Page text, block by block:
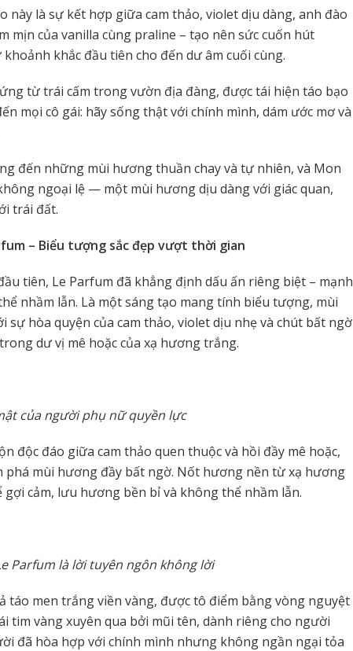
này là sự kết hợp giữa cam thảo, violet dịu dàng, anh đào
mịn của vanilla cùng praline – tạo nên sức cuốn hút
khắc đầu tiên cho đến dư âm cuối cùng.
từ trái cấm trong vườn địa đàng, được tái hiện táo bạo
mọi cô gái: hãy sống thật với chính mình, dám ước mơ và
đến những mùi hương thuần chay và tự nhiên, và Mon
ngoại lệ — một mùi hương dịu dàng với giác quan,
trái đất.
– Biểu tượng sắc đẹp vượt thời gian
tiên, Le Parfum đã khẳng định dấu ấn riêng biệt – mạnh
nhầm lẫn. Là một sáng tạo mang tính biểu tượng, mùi
sự hòa quyện của cam thảo, violet dịu nhẹ và chút bất ngờ
dư vị mê hoặc của xạ hương trắng.
của người phụ nữ quyền lực
độc đáo giữa cam thảo quen thuộc và hồi đầy mê hoặc,
phá mùi hương đầy bất ngờ. Nốt hương nền từ xạ hương
cảm, lưu hương bền bỉ và không thể nhầm lẫn.
Parfum là lời tuyên ngôn không lời
táo men trắng viền vàng, được tô điểm bằng vòng nguyệt
tim vàng xuyên qua bởi mũi tên, dành riêng cho người
đã hòa hợp với chính mình nhưng không ngần ngại tỏa